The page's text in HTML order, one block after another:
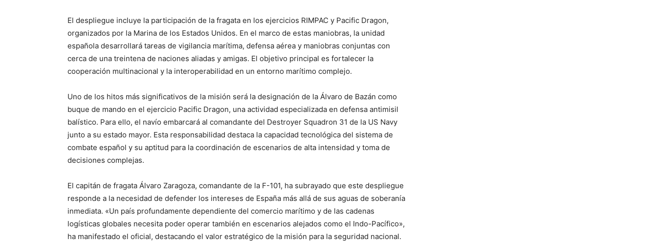
El despliegue incluye la participación de la fragata en los ejercicios RIMPAC y Pacific Dragon,
organizados por la Marina de los Estados Unidos. En el marco de estas maniobras, la unidad
española desarrollará tareas de vigilancia marítima, defensa aérea y maniobras conjuntas con
cerca de una treintena de naciones aliadas y amigas. El objetivo principal es fortalecer la
cooperación multinacional y la interoperabilidad en un entorno marítimo complejo.
Uno de los hitos más significativos de la misión será la designación de la Álvaro de Bazán como
buque de mando en el ejercicio Pacific Dragon, una actividad especializada en defensa antimisil
balístico. Para ello, el navío embarcará al comandante del Destroyer Squadron 31 de la US Navy
junto a su estado mayor. Esta responsabilidad destaca la capacidad tecnológica del sistema de
combate español y su aptitud para la coordinación de escenarios de alta intensidad y toma de
decisiones complejas.
El capitán de fragata Álvaro Zaragoza, comandante de la F-101, ha subrayado que este despliegue
responde a la necesidad de defender los intereses de España más allá de sus aguas de soberanía
inmediata. «Un país profundamente dependiente del comercio marítimo y de las cadenas
logísticas globales necesita poder operar también en escenarios alejados como el Indo-Pacífico»,
ha manifestado el oficial, destacando el valor estratégico de la misión para la seguridad nacional.